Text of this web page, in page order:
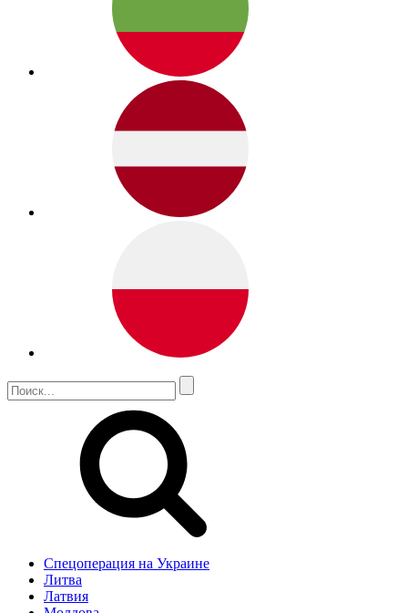
Спецоперация на Украине
Литва
Латвия